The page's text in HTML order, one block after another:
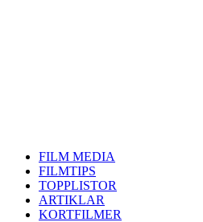
FILM MEDIA
FILMTIPS
TOPPLISTOR
ARTIKLAR
KORTFILMER